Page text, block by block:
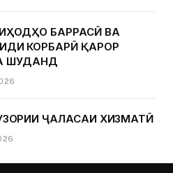
БАРРАСӢ ВА
КОРБАРӢ ҚАРОР
ШУДАНД
ҶАЛАСАИ ХИЗМАТӢ